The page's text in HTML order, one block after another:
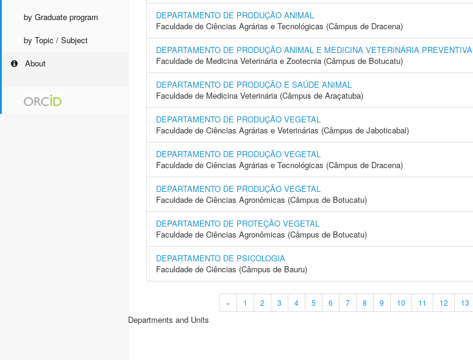
by Graduate program
by Topic / Subject
About
DEPARTAMENTO DE PRODUÇÃO ANIMAL
Faculdade de Ciências Agrárias e Tecnológicas (Câmpus de Dracena)
DEPARTAMENTO DE PRODUÇÃO ANIMAL E MEDICINA VETERINÁRIA PREVENTIVA
Faculdade de Medicina Veterinária e Zootecnia (Câmpus de Botucatu)
DEPARTAMENTO DE PRODUÇÃO E SAÚDE ANIMAL
Faculdade de Medicina Veterinária (Câmpus de Araçatuba)
DEPARTAMENTO DE PRODUÇÃO VEGETAL
Faculdade de Ciências Agrárias e Veterinárias (Câmpus de Jaboticabal)
DEPARTAMENTO DE PRODUÇÃO VEGETAL
Faculdade de Ciências Agrárias e Tecnológicas (Câmpus de Dracena)
DEPARTAMENTO DE PRODUÇÃO VEGETAL
Faculdade de Ciências Agronômicas (Câmpus de Botucatu)
DEPARTAMENTO DE PROTEÇÃO VEGETAL
Faculdade de Ciências Agronômicas (Câmpus de Botucatu)
DEPARTAMENTO DE PSICOLOGIA
Faculdade de Ciências (Câmpus de Bauru)
« 1 2 3 4 5 6 7 8 9 10 11 12 13
Departments and Units